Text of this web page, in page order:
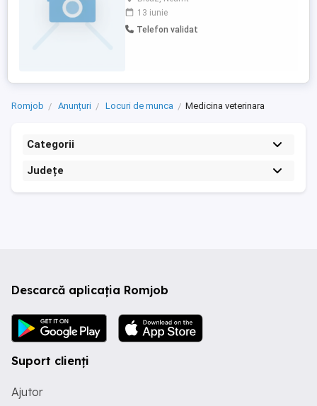
posibilitatea de majorare în funcție de
experiență și responsabilități asumate; -
program zilnic 9-17, de luni până vineri.
13 iunie
Telefon validat
Romjob Anunțuri Locuri de munca Medicina veterinara
Categorii
Județe
Descarcă aplicația Romjob
Suport clienți
Ajutor